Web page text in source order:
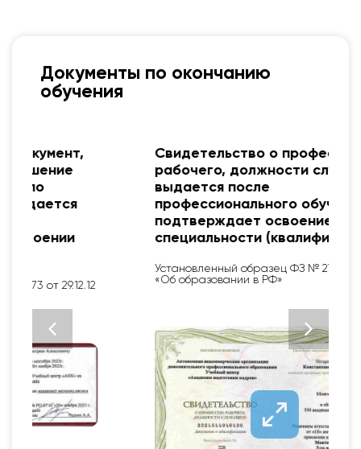
Документы по окончанию
обучения
Свидетельство о профессии
рабочего, должности служащего
выдается после
профессионального обучения и
подтверждает освоение новой
специальности (квалификации).
Установленный образец ФЗ № 273 от 29.12.12
«Об образовании в РФ»